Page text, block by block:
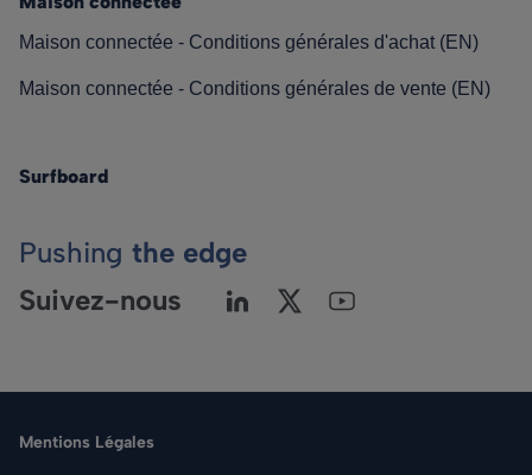
Maison connectée - Conditions générales d'achat (EN)
Maison connectée - Conditions générales de vente (EN)
Surfboard
Pushing the edge
Suivez-nous
Mentions Légales